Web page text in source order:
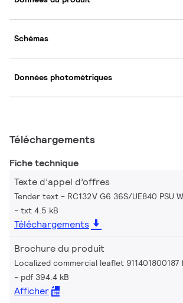
Schémas
Données photométriques
Téléchargements
Fiche technique
Texte d’appel d’offres
Tender text - RC132V G6 36S/UE840 PSU
txt 4.5 kB
Téléchargements
Brochure du produit
Localized commercial leaflet 911401800187
pdf 394.4 kB
Afficher